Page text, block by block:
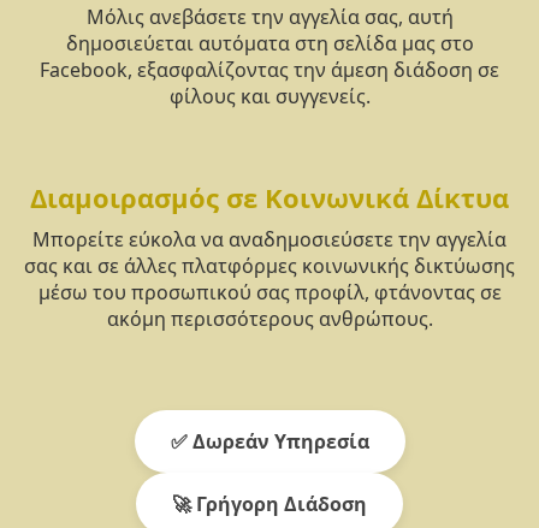
Μόλις ανεβάσετε την αγγελία σας, αυτή
δημοσιεύεται αυτόματα στη σελίδα μας στο
Facebook, εξασφαλίζοντας την άμεση διάδοση σε
φίλους και συγγενείς.
Διαμοιρασμός σε Κοινωνικά Δίκτυα
Μπορείτε εύκολα να αναδημοσιεύσετε την αγγελία
σας και σε άλλες πλατφόρμες κοινωνικής δικτύωσης
μέσω του προσωπικού σας προφίλ, φτάνοντας σε
ακόμη περισσότερους ανθρώπους.
✅ Δωρεάν Υπηρεσία
🚀 Γρήγορη Διάδοση